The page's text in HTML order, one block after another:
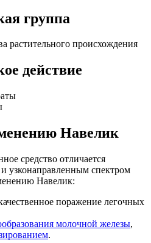
группа
растительного происхождения
действие
Навелик
средство отличается
узконаправленным спектром
Навелик:
поражение легочных
молочной железы,
.